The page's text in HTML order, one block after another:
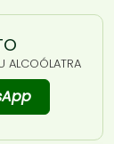
ALCOÓLATRA